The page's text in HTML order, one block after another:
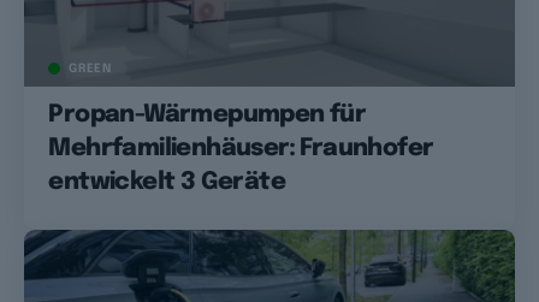
GREEN
Propan-Wärmepumpen für
Mehrfamilienhäuser: Fraunhofer
entwickelt 3 Geräte